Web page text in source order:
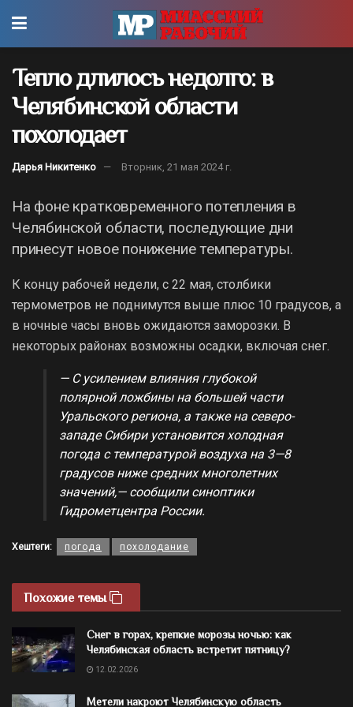
Тепло длилось недолго: в
Челябинской области
похолодает
Дарья Никитенко Вторник, 21 мая 2024 г.
На фоне кратковременного потепления в
Челябинской области, последующие дни
принесут новое понижение температуры.
К концу рабочей недели, с 22 мая, столбики
термометров не поднимутся выше плюс 10 градусов, а
в ночные часы вновь ожидаются заморозки. В
некоторых районах возможны осадки, включая снег.
— С усилением влияния глубокой
полярной ложбины на большей части
Уральского региона, а также на северо-
западе Сибири установится холодная
погода с температурой воздуха на 3—8
градусов ниже средних многолетних
значений,— сообщили синоптики
Гидрометцентра России.
Хештеги: погода похолодание
Похожие темы
Снег в горах, крепкие морозы ночью: как
Челябинская область встретит пятницу?
12.02.2026
Метели накроют Челябинскую область